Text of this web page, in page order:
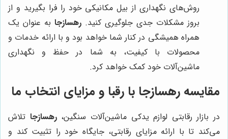
روش‌های نگهداری از بیل مکانیکی خود را فرا بگیرید و از
بروز مشکلات جدی جلوگیری کنید. رهسازجا به عنوان یک
همراه همیشگی در کنار شما خواهد بود و با ارائه خدمات و
محصولات با کیفیت، به شما در حفظ و نگهداری
ماشین‌آلات خود کمک خواهد کرد.
مقایسه رهسازجا با رقبا و مزایای انتخاب ما
در بازار رقابتی لوازم یدکی ماشین‌آلات سنگین،رهسازجا تلاش
می‌کند تا با ارائه مزایای رقابتی، جایگاه خود را تثبیت کند و